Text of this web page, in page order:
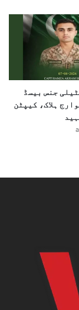
جنس بیسڈ
7 خوارج ہلاک، کیپٹن